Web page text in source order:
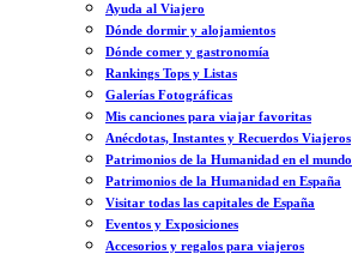
Ayuda al Viajero
Dónde dormir y alojamientos
Dónde comer y gastronomía
Rankings Tops y Listas
Galerías Fotográficas
Mis canciones para viajar favoritas
Anécdotas, Instantes y Recuerdos Viajeros
Patrimonios de la Humanidad en el mundo
Patrimonios de la Humanidad en España
Visitar todas las capitales de España
Eventos y Exposiciones
Accesorios y regalos para viajeros